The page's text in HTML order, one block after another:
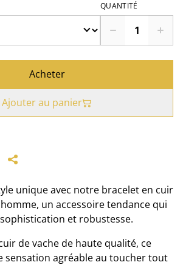
QUANTITÉ
Acheter
Ajouter au panier
unique avec notre bracelet en cuir
un accessoire tendance qui
et robustesse.
de vache de haute qualité, ce
sensation agréable au toucher tout